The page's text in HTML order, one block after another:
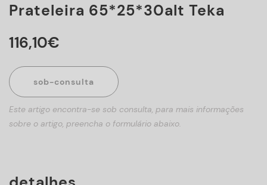
Prateleira 65*25*30alt Teka
116,10€
sob-consulta
Este artigo encontra-se sob consulta, para mais informações
sobre o artigo, preencha o formulário abaixo.